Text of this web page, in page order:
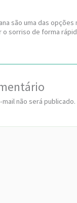
são uma das opções
o sorriso de forma
não será publicado.